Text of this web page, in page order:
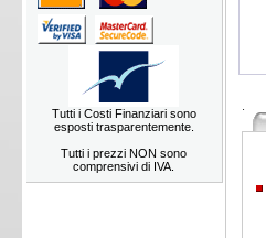
Tutti i Costi Finanziari sono
esposti trasparentemente.
Tutti i prezzi NON sono
comprensivi di IVA.